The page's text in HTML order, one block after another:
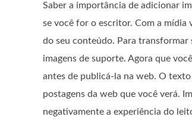
Saber a importância de adicionar
se você for o escritor. Com a mídia
do seu conteúdo. Para transformar
imagens de suporte. Agora que
antes de publicá-la na web. O
postagens da web que você verá.
negativamente a experiência do